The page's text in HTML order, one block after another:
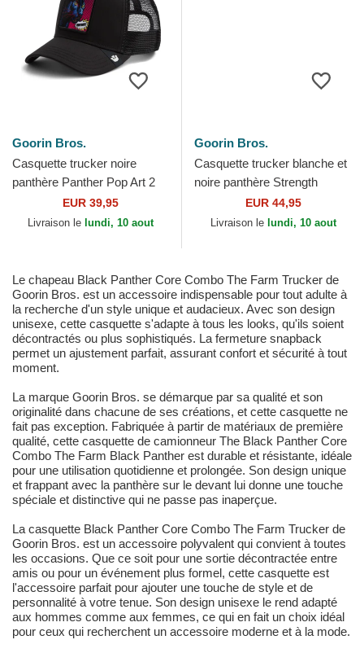
Goorin Bros.
Casquette trucker noire
panthère Panther Pop Art 2
The Farm Goorin Bros.
EUR 39,95
Livraison le lundi, 10 aout
Goorin Bros.
Casquette trucker blanche et
noire panthère Strength
Panther The Farm Goorin
Bros.
EUR 44,95
Livraison le lundi, 10 aout
Le chapeau Black Panther Core Combo The Farm Trucker de
Goorin Bros. est un accessoire indispensable pour tout adulte à
la recherche d'un style unique et audacieux. Avec son design
unisexe, cette casquette s'adapte à tous les looks, qu'ils soient
décontractés ou plus sophistiqués. La fermeture snapback
permet un ajustement parfait, assurant confort et sécurité à tout
moment.
La marque Goorin Bros. se démarque par sa qualité et son
originalité dans chacune de ses créations, et cette casquette ne
fait pas exception. Fabriquée à partir de matériaux de première
qualité, cette casquette de camionneur The Black Panther Core
Combo The Farm Black Panther est durable et résistante, idéale
pour une utilisation quotidienne et prolongée. Son design unique
et frappant avec la panthère sur le devant lui donne une touche
spéciale et distinctive qui ne passe pas inaperçue.
La casquette Black Panther Core Combo The Farm Trucker de
Goorin Bros. est un accessoire polyvalent qui convient à toutes
les occasions. Que ce soit pour une sortie décontractée entre
amis ou pour un événement plus formel, cette casquette est
l'accessoire parfait pour ajouter une touche de style et de
personnalité à votre tenue. Son design unisexe le rend adapté
aux hommes comme aux femmes, ce qui en fait un choix idéal
pour ceux qui recherchent un accessoire moderne et à la mode.